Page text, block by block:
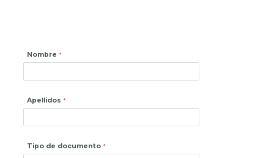
Nombre
Apellidos
Tipo de documento